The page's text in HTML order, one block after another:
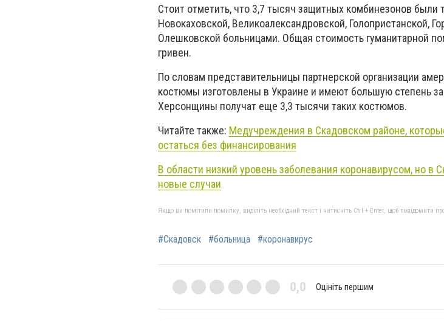
Стоит отметить, что 3,7 тысяч защитных комбинезонов
Новокаховской, Великоалександровской, Голопристанской,
Олешковской больницами. Общая стоимость гуманитарной
гривен.
По словам представительницы партнерской организации
костюмы изготовлены в Украине и имеют большую степень
Херсонщины получат еще 3,3 тысячи таких костюмов.
Читайте также: Медучреждения в Скадовском районе,
остаться без финансирования
В области низкий уровень заболевания коронавирусом, но в
новые случаи
Якщо ви помітили помилку, виділіть необхідний текст і натисніть Ctrl + Enter, щоб повідомити
#Скадовск #больница #коронавирус
0,0 Оцініть першим